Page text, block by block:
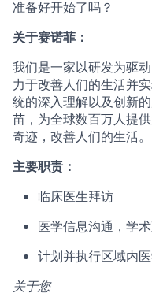
准备好开始了吗？
关于赛诺菲：
我们是一家以研发为驱
力于改善人们的生活并
统的深入理解以及创新
苗，为全球数百万人提
奇迹，改善人们的生活。
主要职责：
临床医生拜访
医学信息沟通，学
计划并执行区域内
关于您